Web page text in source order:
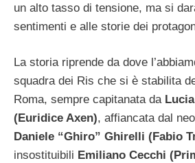
un alto tasso di tensione, ma si
sentimenti e alle storie dei
La storia riprende da dove
squadra dei Ris che si è stabilita
Roma, sempre capitanata da
(Euridice Axen), affiancata dal
Daniele “Ghiro” Ghirelli (Fabio
insostituibili Emiliano Cecchi